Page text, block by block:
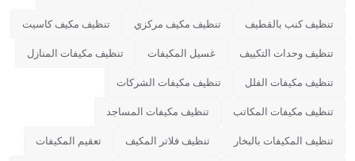
تنظيف كنب بالقطيف تنظيف مكيف مركزي تنظيف مكيف كاسيت
تنظيف وحدات التكييف غسيل المكيفات تنظيف مكيفات المنازل
تنظيف مكيفات الفلل تنظيف مكيفات الشركات
تنظيف مكيفات المكاتب تنظيف مكيفات المساجد
تنظيف المكيفات بالبخار تنظيف فلاتر المكيف تعقيم المكيفات